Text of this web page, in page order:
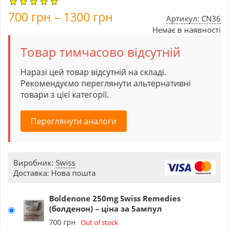
Артикул: CN36
Немає в наявності
700 грн – 1300 грн
Товар тимчасово відсутній
Наразі цей товар відсутній на складі.
Рекомендуємо переглянути альтернативні
товари з цієї категорії.
Переглянути аналоги
Виробник: Swiss
Доставка: Нова пошта
Boldenone 250mg Swiss Remedies
(болденон) – ціна за 5ампул
700 грн Out of stock